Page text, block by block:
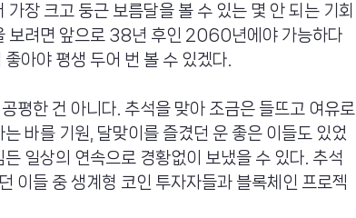
장 크고 둥근 보름달을 볼 수 있는 몇 안 되는 기회
보려면 앞으로 38년 후인 2060년에야 가능하다
아야 평생 두어 번 볼 수 있겠다.
평한 건 아니다. 추석을 맞아 조금은 들뜨고 여유로
바를 기원, 달맞이를 즐겼던 운 좋은 이들도 있었
일상의 연속으로 경황없이 보냈을 수 있다. 추석
이들 중 생계형 코인 투자자들과 블록체인 프로젝